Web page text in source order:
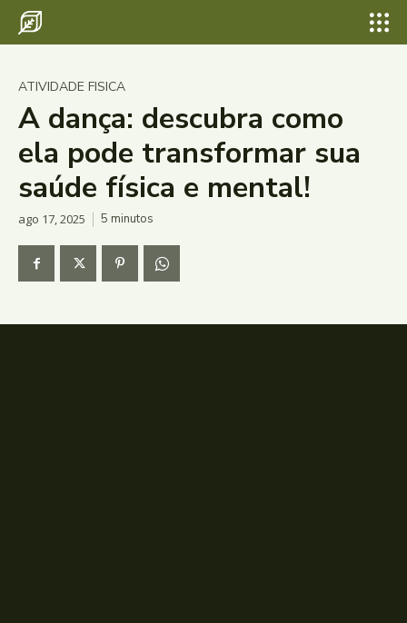
ATIVIDADE FISICA
A dança: descubra como
ela pode transformar sua
saúde física e mental!
ago 17, 2025 5 minutos